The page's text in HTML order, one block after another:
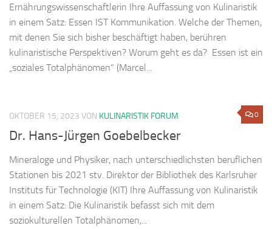
Ernährungswissenschaftlerin Ihre Auffassung von Kulinaristik
in einem Satz: Essen IST Kommunikation. Welche der Themen,
mit denen Sie sich bisher beschäftigt haben, berühren
kulinaristische Perspektiven? Worum geht es da? Essen ist ein
„soziales Totalphänomen“ (Marcel...
0
OKTOBER 15, 2023 VON KULINARISTIK FORUM
Dr. Hans-Jürgen Goebelbecker
Mineraloge und Physiker, nach unterschiedlichsten beruflichen
Stationen bis 2021 stv. Direktor der Bibliothek des Karlsruher
Instituts für Technologie (KIT) Ihre Auffassung von Kulinaristik
in einem Satz: Die Kulinaristik befasst sich mit dem
soziokulturellen Totalphänomen,...